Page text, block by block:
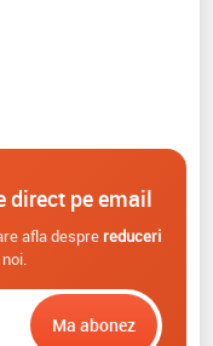
direct pe email
afla despre reduceri